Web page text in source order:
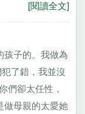
[閱讀全文]
子的。我做為
了錯，我並沒
們卻太任性，
做母親的太愛她